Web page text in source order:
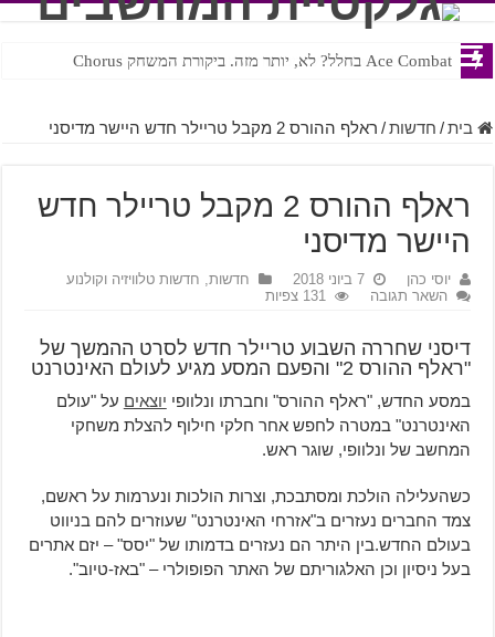
Ace Combat בחלל? לא, יותר מזה. ביקורת המשחק Chorus
Steven Universe והשירים שתורגמו בצורה נוראית לעברית
בית / חדשות / ראלף ההורס 2 מקבל טריילר חדש היישר מדיסני
ראלף ההורס 2 מקבל טריילר חדש
היישר מדיסני
יוסי כהן 7 ביוני 2018 חדשות, חדשות טלוויזיה וקולנוע
השאר תגובה
131 צפיות
דיסני שחררה השבוע טריילר חדש לסרט ההמשך של
"ראלף ההורס 2" והפעם המסע מגיע לעולם האינטרנט
במסע החדש, "ראלף ההורס" וחברתו ונלוופי יוצאיםעל "עולם
האינטרנט" במטרה לחפש אחר חלקי חילוף להצלת משחקי
המחשב של ונלוופי, שוגר ראש.
כשהעלילה הולכת ומסתבכת, וצרות הולכות ונערמות על ראשם,
צמד החברים נעזרים ב"אזרחי האינטרנט" שעוזרים להם בניווט
בעולם החדש.בין היתר הם נעזרים בדמותו של "יסס" – יזם אתרים
בעל ניסיון וכן האלגוריתם של האתר הפופולרי – "באז-טיוב".